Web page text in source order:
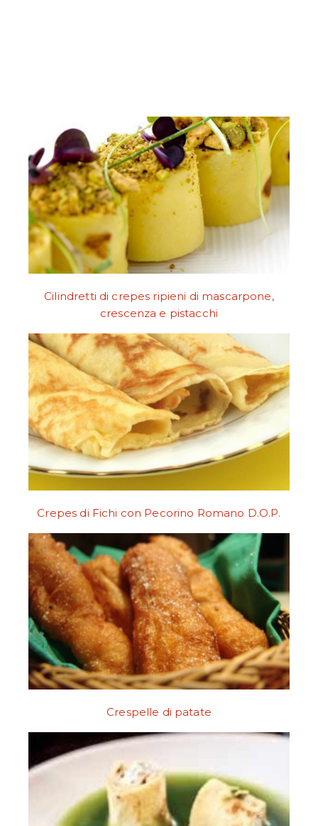
Cilindretti di crepes ripieni di mascarpone,
crescenza e pistacchi
Crepes di Fichi con Pecorino Romano D.O.P.
Crespelle di patate